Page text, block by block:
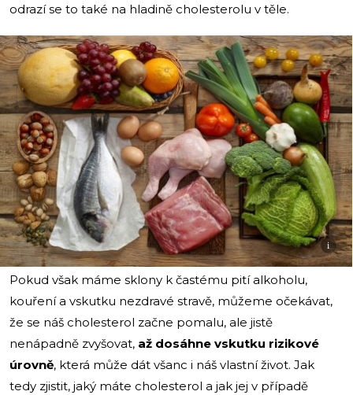
odrazí se to také na hladině cholesterolu v těle.
i
Pokud však máme sklony k častému pití alkoholu,
kouření a vskutku nezdravé stravě, můžeme očekávat,
že se náš cholesterol začne pomalu, ale jistě
nenápadně zvyšovat, až dosáhne vskutku rizikové
úrovně, která může dát všanc i náš vlastní život. Jak
tedy zjistit, jaký máte cholesterol a jak jej v případě